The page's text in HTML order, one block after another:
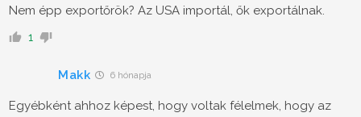
Nem épp exportőrök? Az USA importál, ők exportálnak.
1
Makk 6 hónapja
Egyébként ahhoz képest, hogy voltak félelmek, hogy az